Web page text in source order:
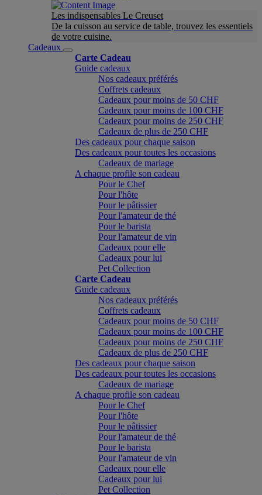
Les indispensables Le Creuset
De la cuisson au service de table, trouvez les essentiels
de votre cuisine.
Cadeaux
Carte Cadeau
Guide cadeaux
Nos cadeaux préférés
Coffrets cadeaux
Cadeaux pour moins de 50 CHF
Cadeaux pour moins de 100 CHF
Cadeaux pour moins de 250 CHF
Cadeaux de plus de 250 CHF
Des cadeaux pour chaque saison
Des cadeaux pour toutes les occasions
Cadeaux de mariage
A chaque profile son cadeau
Pour le Chef
Pour l'hôte
Pour le pâtissier
Pour l'amateur de thé
Pour le barista
Pour l'amateur de vin
Cadeaux pour elle
Cadeaux pour lui
Pet Collection
Carte Cadeau
Guide cadeaux
Nos cadeaux préférés
Coffrets cadeaux
Cadeaux pour moins de 50 CHF
Cadeaux pour moins de 100 CHF
Cadeaux pour moins de 250 CHF
Cadeaux de plus de 250 CHF
Des cadeaux pour chaque saison
Des cadeaux pour toutes les occasions
Cadeaux de mariage
A chaque profile son cadeau
Pour le Chef
Pour l'hôte
Pour le pâtissier
Pour l'amateur de thé
Pour le barista
Pour l'amateur de vin
Cadeaux pour elle
Cadeaux pour lui
Pet Collection